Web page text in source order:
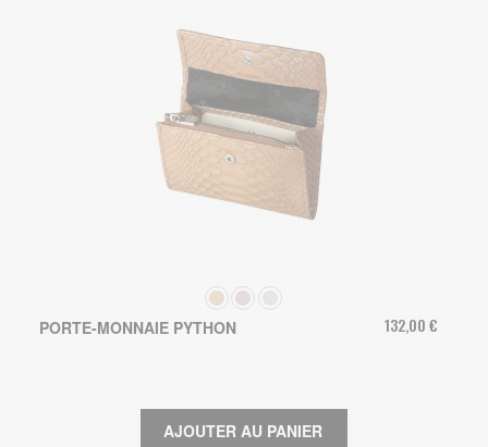
COULEUR
PORTE-MONNAIE PYTHON 132,00 €
AJOUTER AU PANIER